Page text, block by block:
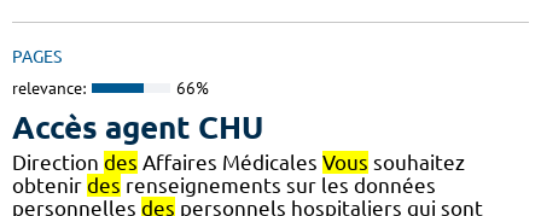
PAGES
relevance: 66%
Accès agent CHU
Direction des Affaires Médicales Vous souhaitez
obtenir des renseignements sur les données
personnelles des personnels hospitaliers qui sont